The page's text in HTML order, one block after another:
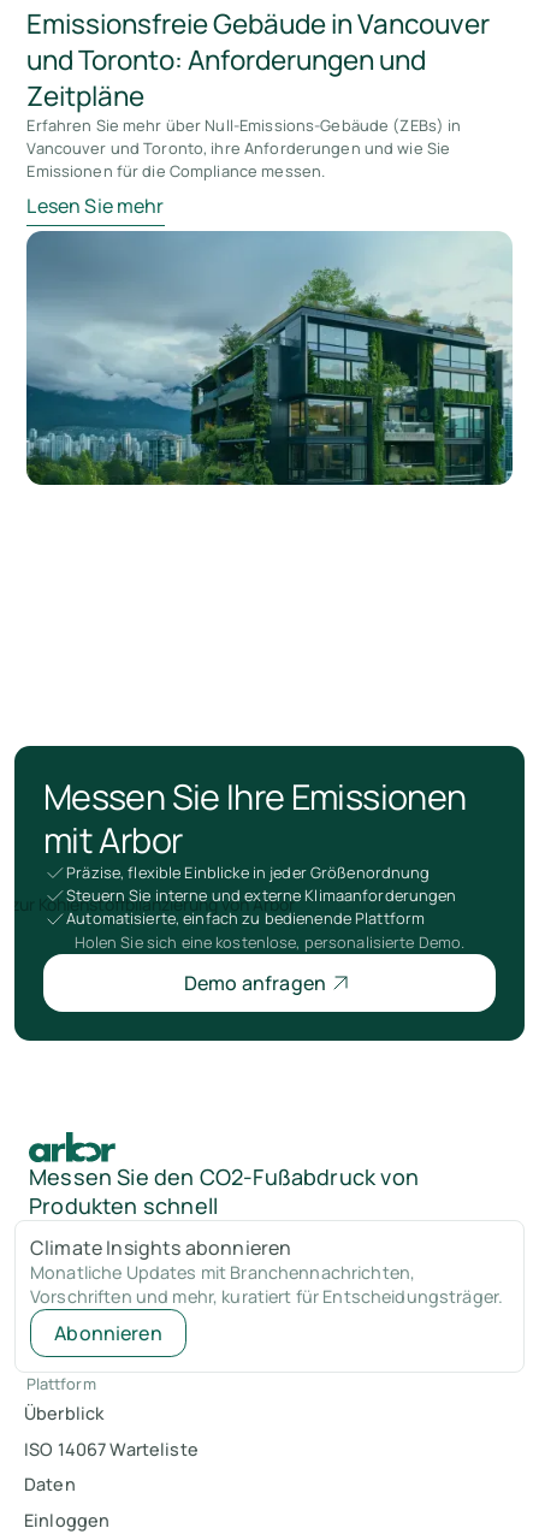
Emissionsfreie Gebäude in Vancouver
und Toronto: Anforderungen und
Zeitpläne
Erfahren Sie mehr über Null-Emissions-Gebäude (ZEBs) in
Vancouver und Toronto, ihre Anforderungen und wie Sie
Emissionen für die Compliance messen.
Lesen Sie mehr
Messen Sie Ihre Emissionen
mit Arbor
Präzise, flexible Einblicke in jeder Größenordnung
Steuern Sie interne und externe Klimaanforderungen
Automatisierte, einfach zu bedienende Plattform
Holen Sie sich eine kostenlose, personalisierte Demo.
Demo anfragen
Messen Sie den CO2-Fußabdruck von
Produkten schnell
Climate Insights abonnieren
Monatliche Updates mit Branchennachrichten,
Vorschriften und mehr, kuratiert für Entscheidungsträger.
Abonnieren
Plattform
Überblick
ISO 14067 Warteliste
Daten
Einloggen